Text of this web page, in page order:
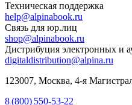
Техническая поддержка
help@alpinabook.ru
Связь для юр.лиц
shop@alpinabook.ru
Дистрибуция электронных и
digitaldistribution@alpina.ru
123007, Москва, 4-я
8 (800) 550-53-22